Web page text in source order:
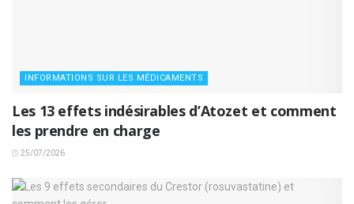
INFORMATIONS SUR LES MÉDICAMENTS
Les 13 effets indésirables d’Atozet et comment
les prendre en charge
25/07/2026